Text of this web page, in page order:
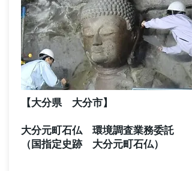
【大分県 大分市】
大分元町石仏 環境調査業務委託
（国指定史跡 大分元町石仏）